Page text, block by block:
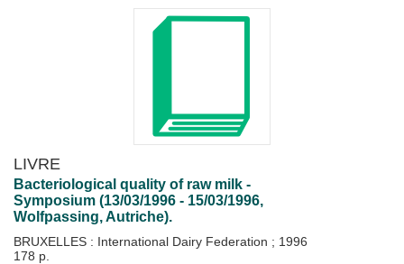
LIVRE
Bacteriological quality of raw milk -
Symposium (13/03/1996 - 15/03/1996,
Wolfpassing, Autriche).
BRUXELLES : International Dairy Federation ; 1996
178 p.